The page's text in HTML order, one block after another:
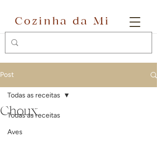
Cozinha da Mi
Post
Todas as receitas
Aves
Todas as receitas
Choux